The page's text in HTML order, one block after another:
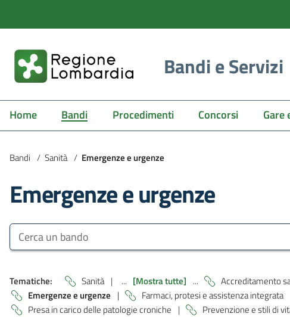
Bandi e Servizi
Home Bandi Procedimenti Concorsi Gare
Bandi / Sanità / Emergenze e urgenze
Emergenze e urgenze
Bandi e Servizi
Cerca un bando
Tematiche: Sanità | ... [Mostra tutte] ... Accreditamento
Emergenze e urgenze | Farmaci, protesi e assistenza integrata
Presa in carico delle patologie croniche | Prevenzione e stili di